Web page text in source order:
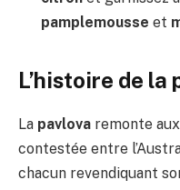
pamplemousse et
L’histoire de la
La pavlova remonte
contestée entre
chacun revendiquant